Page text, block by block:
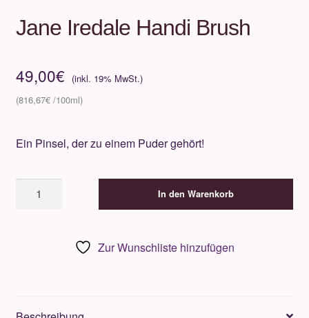
Jane Iredale Handi Brush
49,00€
816,67€
Ein Pinsel, der zu einem Puder gehört!
Iredale
In den Warenkorb
Zur Wunschliste hinzufügen